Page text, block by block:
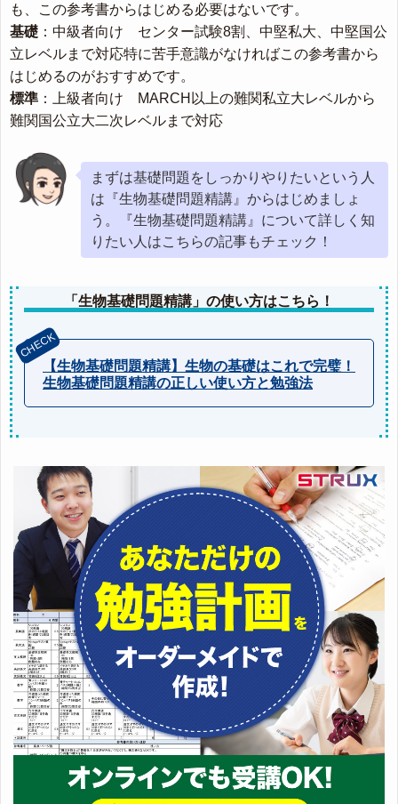
も、この参考書からはじめる必要はないです。
基礎 ：中級者向け センター試験8割、中堅私大、中堅国公
立レベルまで対応特に苦手意識がなければこの参考書から
はじめるのがおすすめです。
標準 ：上級者向け MARCH以上の難関私立大レベルから
難関国公立大二次レベルまで対応
まずは基礎問題をしっかりやりたいという人
は『生物基礎問題精講』からはじめましょ
う。『生物基礎問題精講』について詳しく知
りたい人はこちらの記事もチェック！
「生物基礎問題精講」の使い方はこちら！
【生物基礎問題精講】生物の基礎はこれで完璧！
生物基礎問題精講の正しい使い方と勉強法